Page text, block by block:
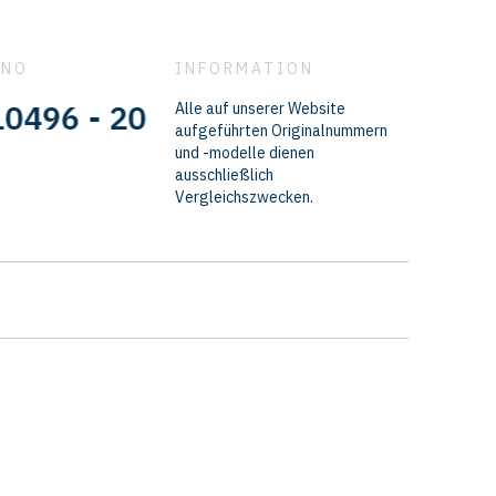
- 7421575117 -
INFORMATION
Alle auf unserer Website
aufgeführten Originalnummern
und -modelle dienen
ausschließlich
Vergleichszwecken.